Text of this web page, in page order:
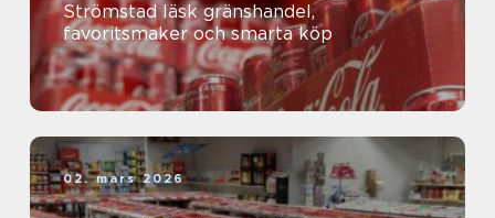
Strömstad läsk gränshandel,
favoritsmaker och smarta köp
02. mars 2026